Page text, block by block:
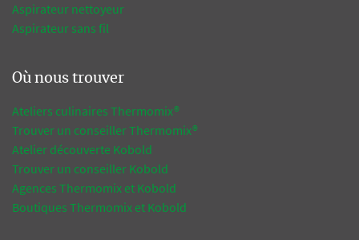
Aspirateur nettoyeur
Aspirateur sans fil
Où nous trouver
Ateliers culinaires Thermomix®
Trouver un conseiller Thermomix®
Atelier découverte Kobold
Trouver un conseiller Kobold
Agences Thermomix et Kobold
Boutiques Thermomix et Kobold